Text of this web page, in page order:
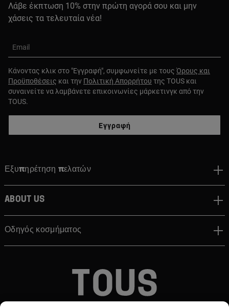
Λάβε έκπτωση 10% στην πρώτη αγορά σου και μην
χάσεις τα τελευταία νέα!
Email
Κάνοντας κλικ στο "Εγγραφή", συμφωνείτε με τους Όρους και
Προϋποθέσεις και την Πολιτική Απορρήτου της TOUS και
συναινείτε να λαμβάνετε επικοινωνίες μάρκετινγκ από την
TOUS.
Εγγραφή
Εξυπηρέτηση πελατών
About us
Οδηγός κοσμήματος